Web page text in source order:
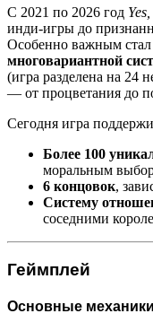
С 2021 по 2026 год
инди-игры до
Особенно важным стал
многовариантной
(игра разделена на 24
— от процветания до
Сегодня игра
Более 100
моральным
6 концовок,
Систему
соседними
Геймплей
Основные механики